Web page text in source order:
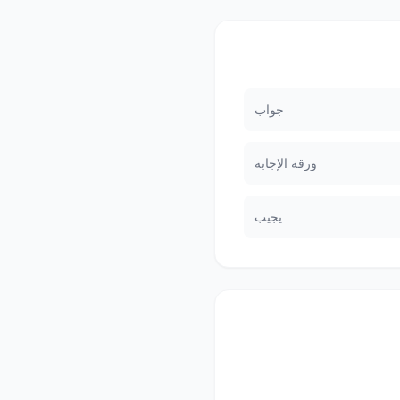
جواب
ورقة الإجابة
يجيب